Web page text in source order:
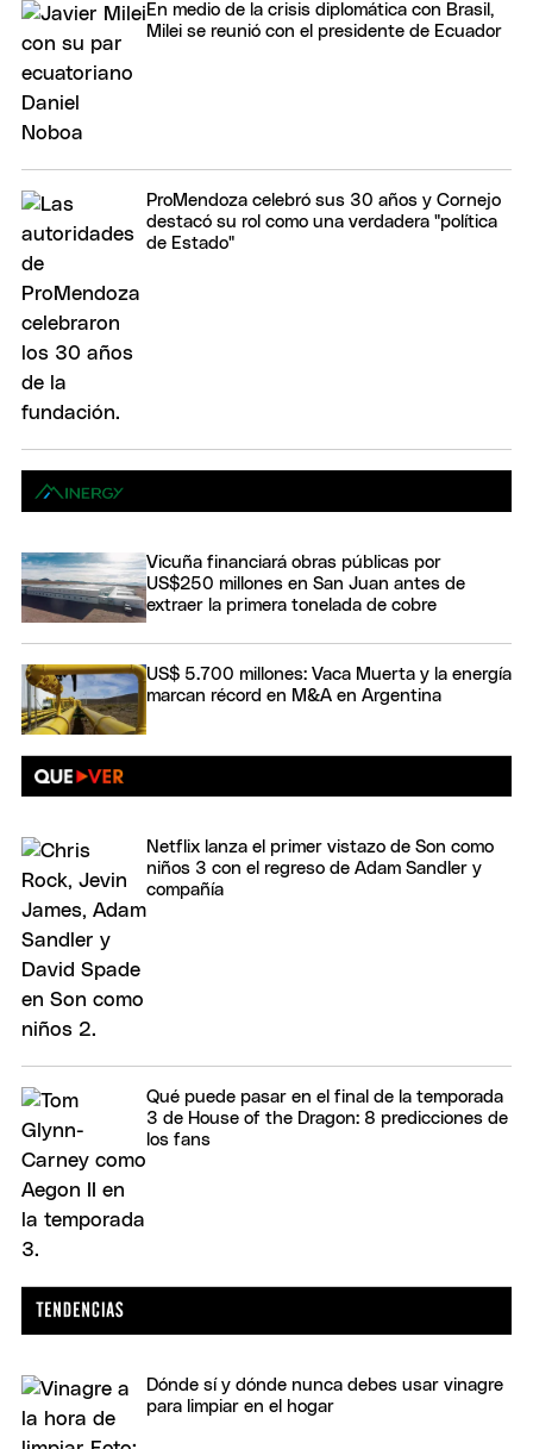
En medio de la crisis diplomática con Brasil,
Milei se reunió con el presidente de Ecuador
ProMendoza celebró sus 30 años y Cornejo
destacó su rol como una verdadera "política
de Estado"
Vicuña financiará obras públicas por
US$250 millones en San Juan antes de
extraer la primera tonelada de cobre
US$ 5.700 millones: Vaca Muerta y la energía
marcan récord en M&A en Argentina
Netflix lanza el primer vistazo de Son como
niños 3 con el regreso de Adam Sandler y
compañía
Qué puede pasar en el final de la temporada
3 de House of the Dragon: 8 predicciones de
los fans
Dónde sí y dónde nunca debes usar vinagre
para limpiar en el hogar